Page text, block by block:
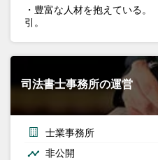
・豊富な人材を抱えている
引。
司法書士事務所の運営
士業事務所
非公開